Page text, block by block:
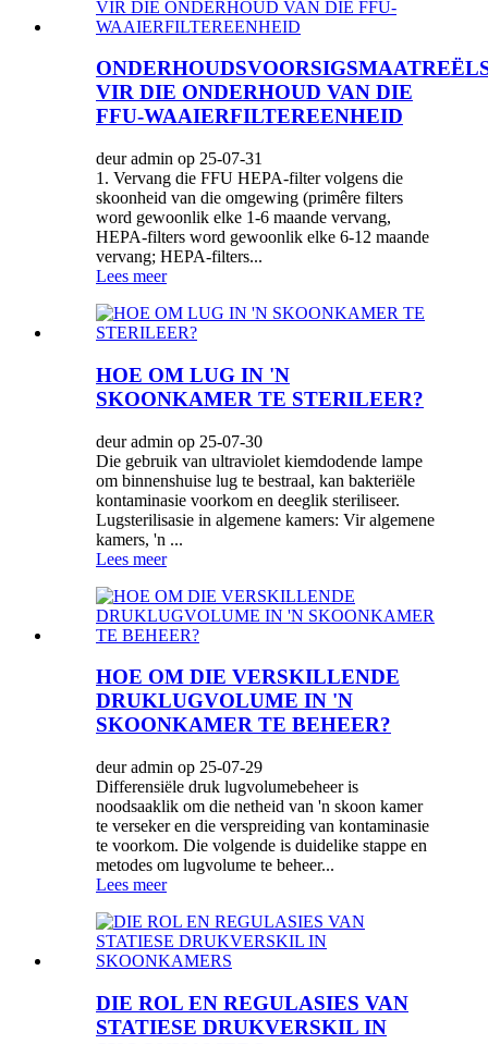
VIR DIE ONDERHOUD VAN DIE
FFU-WAAIERFILTEREENHEID
deur admin op 25-07-31
1. Vervang die FFU HEPA-filter volgens die
skoonheid van die omgewing (primêre filters
word gewoonlik elke 1-6 maande vervang,
HEPA-filters word gewoonlik elke 6-12 maande
vervang; HEPA-filters...
Lees meer
HOE OM LUG IN 'N
SKOONKAMER TE STERILEER?
deur admin op 25-07-30
Die gebruik van ultraviolet kiemdodende lampe
om binnenshuise lug te bestraal, kan bakteriële
kontaminasie voorkom en deeglik steriliseer.
Lugsterilisasie in algemene kamers: Vir algemene
kamers, 'n ...
Lees meer
HOE OM DIE VERSKILLENDE
DRUKLUGVOLUME IN 'N
SKOONKAMER TE BEHEER?
deur admin op 25-07-29
Differensiële druk lugvolumebeheer is
noodsaaklik om die netheid van 'n skoon kamer
te verseker en die verspreiding van kontaminasie
te voorkom. Die volgende is duidelike stappe en
metodes om lugvolume te beheer...
Lees meer
DIE ROL EN REGULASIES VAN
STATIESE DRUKVERSKIL IN